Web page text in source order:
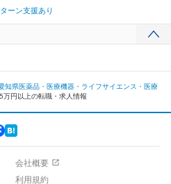
ーン支援あり
知県医薬品・医療機器・ライフサイエンス・医療
万円以上の転職・求人情報
会社概要
利用規約